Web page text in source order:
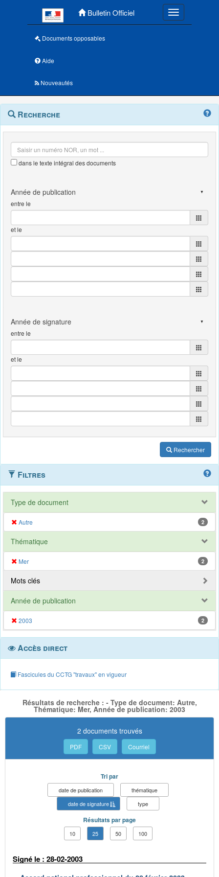
Bulletin Officiel Toggle
Documents opposables
Aide
Nouveautés
Navigation
outils
Menu
contextuel
Recherche
dans le texte intégral des documents
entre le
et le
entre le
et le
Rechercher
Filtres
Type de document
Autre 2
Thématique
Mer 2
Mots clés
Année de publication
2003 2
Accès direct
Fascicules du CCTG "travaux" en vigueur
Résultats de recherche : - Type de document: Autre,
Thématique: Mer, Année de publication: 2003
2 documents trouvés
PDF CSV Courriel
Tri par
date de publication
thématique
date de signature
type
Résultats par page
10 25 50 100
Signé le : 28-02-2003